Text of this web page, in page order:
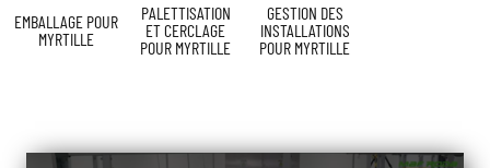
EMBALLAGE POUR
MYRTILLE
PALETTISATION
ET CERCLAGE
POUR MYRTILLE
GESTION DES
INSTALLATIONS
POUR MYRTILLE